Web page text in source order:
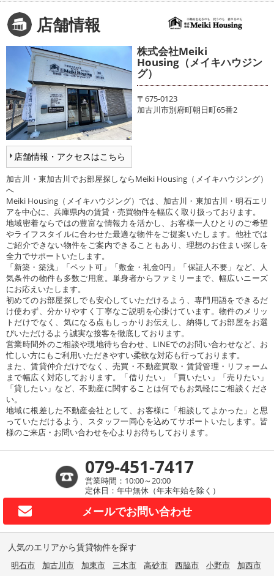
店舗情報
店舗情報・アクセスはこちら
株式会社Meiki
Housing（メイキハウジン
グ）
〒675-0123
加古川市別府町朝日町65番2
加古川・東加古川でお部屋探しならMeiki Housing（メイキハウジング）
へ
Meiki Housing（メイキハウジング）では、加古川・東加古川・明石エリ
アを中心に、兵庫県内の賃貸・売買物件を幅広く取り扱っております。
地域密着ならではの豊富な情報力を活かし、お客様一人ひとりのご希望
やライフスタイルに合わせた最適な物件をご提案いたします。他社では
ご紹介できない物件をご案内できることもあり、理想のお住まい探しを
全力でサポートいたします。
「新築・築浅」「ペット可」「敷金・礼金0円」「保証人不要」など、人
気条件の物件も多数ご用意。単身者からファミリーまで、幅広いニーズ
にお応えいたします。
初めてのお部屋探しでも安心していただけるよう、専門用語をできるだ
け使わず、分かりやすく丁寧なご説明を心掛けています。物件のメリッ
トだけでなく、気になる点もしっかりお伝えし、納得してお部屋をお選
びいただけるよう誠実な接客を徹底しております。
営業時間外のご相談や現地待ち合わせ、LINEでのお問い合わせなど、お
忙しい方にもご利用いただきやすい柔軟な対応も行っております。
また、賃貸仲介だけでなく、売買・不動産買取・賃貸管理・リフォーム
まで幅広く対応しております。「借りたい」「買いたい」「売りたい」
「貸したい」など、不動産に関することは何でもお気軽にご相談くださ
い。
地域に根差した不動産会社として、お客様に「相談してよかった」と思
っていただけるよう、スタッフ一同心を込めてサポートいたします。皆
様のご来店・お問い合わせを心よりお待ちしております。
079-451-7417
営業時間：10:00～20:00
定休日：年中無休（年末年始を除く）
メールでお問い合わせ
人気のエリアから賃貸物件を探す
明石市 加古川市 加東市 三木市 高砂市 西脇市 小野市
加西市